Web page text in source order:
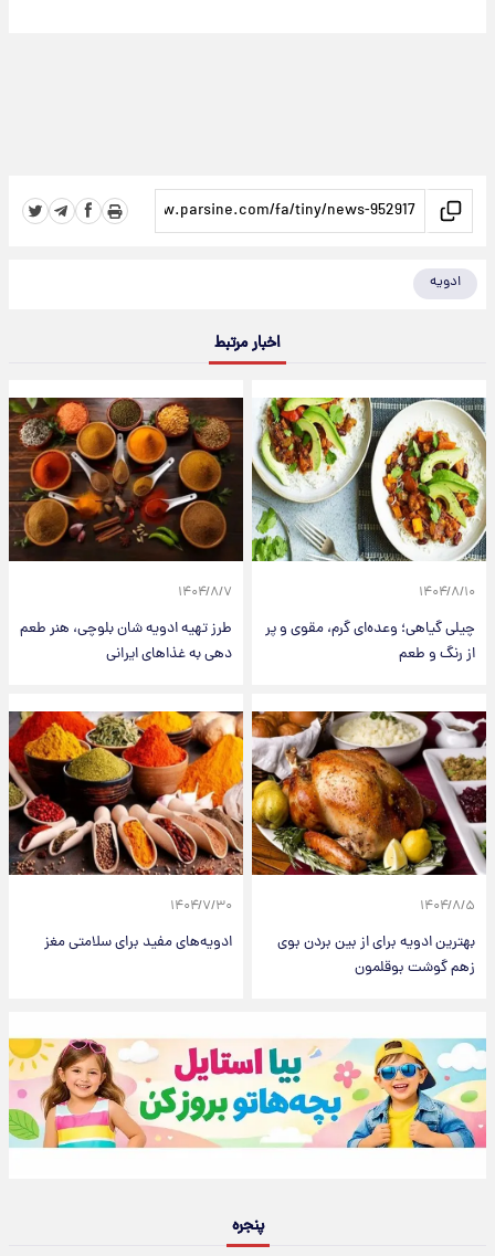
ادویه
اخبار مرتبط
۱۴۰۴/۸/۱۰
چیلی گیاهی؛ وعده‌ای گرم، مقوی و پر
از رنگ و طعم
۱۴۰۴/۸/۷
طرز تهیه ادویه شان بلوچی، هنر طعم
دهی به غذاهای ایرانی
۱۴۰۴/۸/۵
بهترین ادویه برای از بین بردن بوی
زهم گوشت بوقلمون
۱۴۰۴/۷/۳۰
ادویه‌های مفید برای سلامتی مغز
پنجره